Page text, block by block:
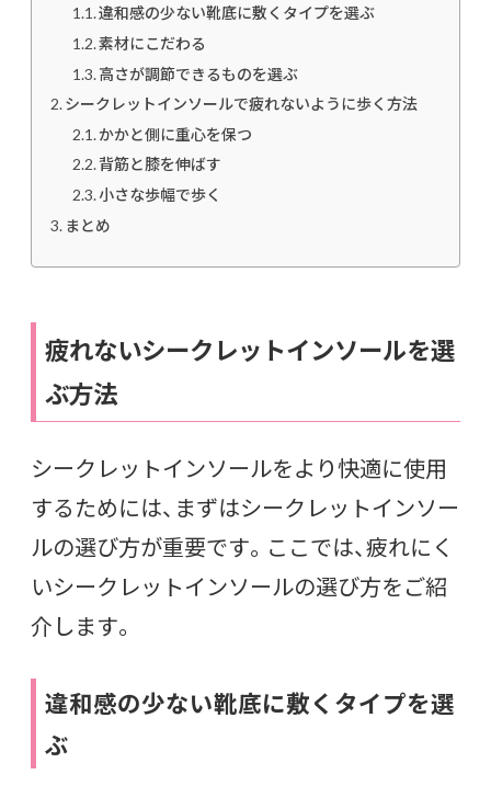
違和感の少ない靴底に敷くタイプを選ぶ
素材にこだわる
高さが調節できるものを選ぶ
シークレットインソールで疲れないように歩く方法
かかと側に重心を保つ
背筋と膝を伸ばす
小さな歩幅で歩く
まとめ
疲れないシークレットインソールを選
ぶ方法
シークレットインソールをより快適に使用
するためには、まずはシークレットインソー
ルの選び方が重要です。ここでは、疲れにく
いシークレットインソールの選び方をご紹
介します。
違和感の少ない靴底に敷くタイプを選
ぶ